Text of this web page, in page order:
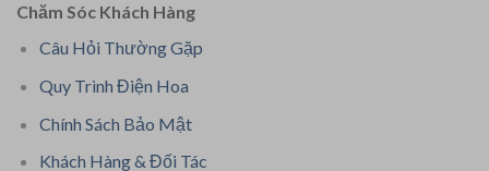
Chăm Sóc Khách Hàng
Câu Hỏi Thường Gặp
Quy Trình Điện Hoa
Chính Sách Bảo Mật
Khách Hàng & Đối Tác